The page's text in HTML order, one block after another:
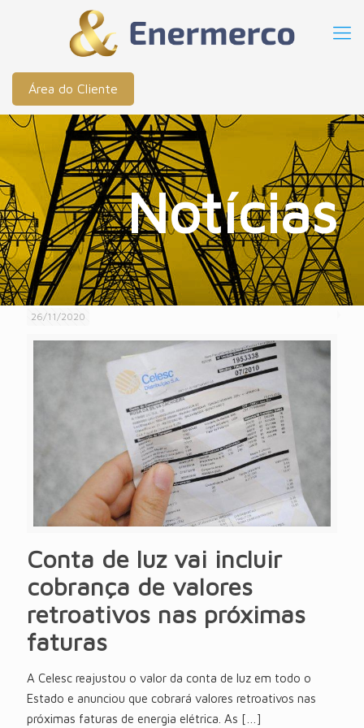
Área do Cliente
Notícias
26/11/2020
Conta de luz vai incluir
cobrança de valores
retroativos nas próximas
faturas
A Celesc reajustou o valor da conta de luz em todo o
Estado e anunciou que cobrará valores retroativos nas
próximas faturas de energia elétrica. As […]